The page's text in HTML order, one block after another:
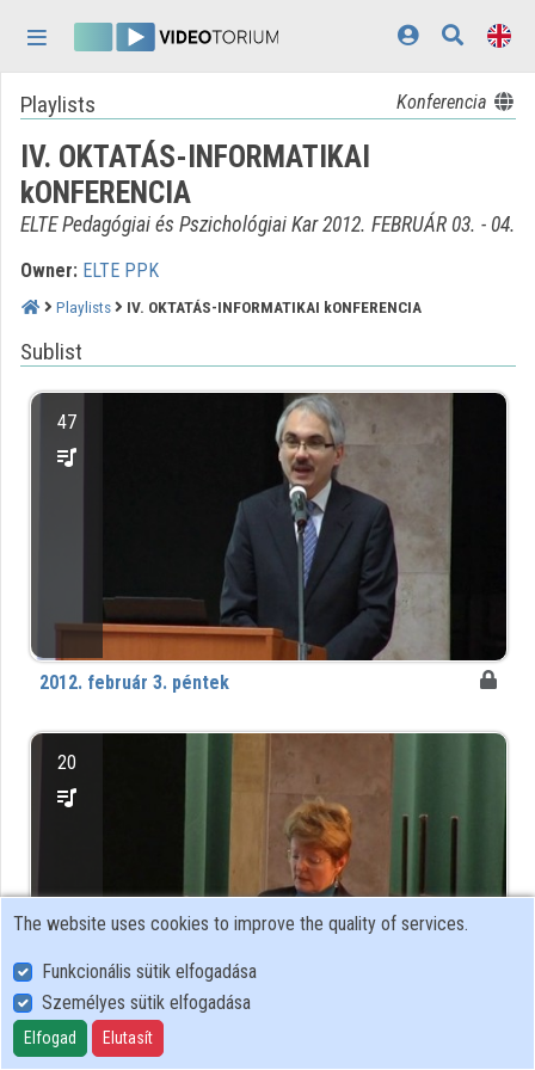
Home
Log In
Discovery
Playlists
Organizations
Contributors
Appearance:
Playlists Konferencia
IV. OKTATÁS-INFORMATIKAI
kONFERENCIA
ELTE Pedagógiai és Pszichológiai Kar 2012. FEBRUÁR 03. - 04.
Owner: ELTE PPK
Playlists IV. OKTATÁS-INFORMATIKAI kONFERENCIA
Sublist
47
2012. február 3. péntek
20
2012. február 4. szombat
The website uses cookies to improve the quality of services.
Funkcionális sütik elfogadása
Személyes sütik elfogadása
Elfogad Elutasít